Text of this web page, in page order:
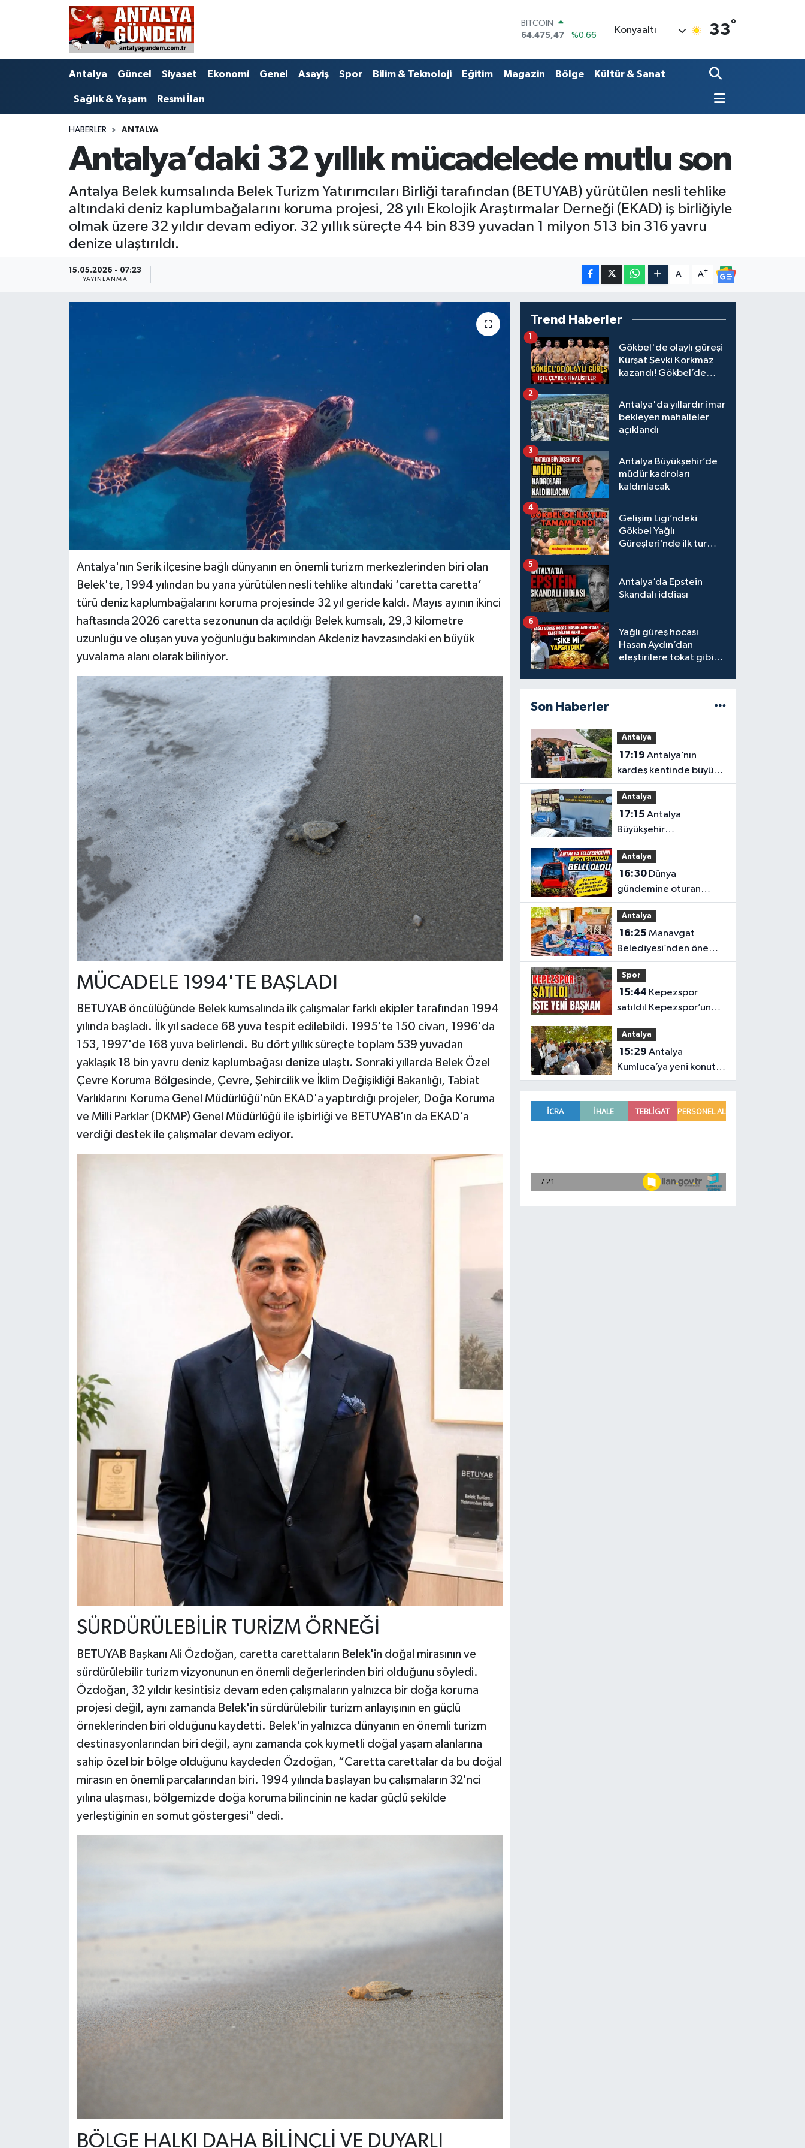
DOLAR
47,5986
%0.06
55,0700
%0.1
STERLİN
64.475,47
%0.66
Konyaaltı 33°
Antalya Güncel Siyaset Ekonomi Genel Asayiş Spor Bilim & Teknoloji Eğitim Magazin Bölge Kültür & Sanat
Sağlık & Yaşam Resmi İlan
HABERLER ANTALYA
Antalya’daki 32 yıllık mücadelede mutlu son
Antalya Belek kumsalında Belek Turizm Yatırımcıları Birliği tarafından (BETUYAB) yürütülen nesli tehlike
altındaki deniz kaplumbağalarını koruma projesi, 28 yılı Ekolojik Araştırmalar Derneği (EKAD) iş birliğiyle
olmak üzere 32 yıldır devam ediyor. 32 yıllık süreçte 44 bin 839 yuvadan 1 milyon 513 bin 316 yavru
denize ulaştırıldı.
15.05.2026 - 07:23
YAYINLANMA
A- A+
Antalya'nın Serik ilçesine bağlı dünyanın en önemli turizm merkezlerinden biri olan
Belek'te, 1994 yılından bu yana yürütülen nesli tehlike altındaki ‘caretta caretta’
türü deniz kaplumbağalarını koruma projesinde 32 yıl geride kaldı. Mayıs ayının ikinci
haftasında 2026 caretta sezonunun da açıldığı Belek kumsalı, 29,3 kilometre
uzunluğu ve oluşan yuva yoğunluğu bakımından Akdeniz havzasındaki en büyük
yuvalama alanı olarak biliniyor.
MÜCADELE 1994'TE BAŞLADI
BETUYAB öncülüğünde Belek kumsalında ilk çalışmalar farklı ekipler tarafından 1994
yılında başladı. İlk yıl sadece 68 yuva tespit edilebildi. 1995'te 150 civarı, 1996'da
153, 1997'de 168 yuva belirlendi. Bu dört yıllık süreçte toplam 539 yuvadan
yaklaşık 18 bin yavru deniz kaplumbağası denize ulaştı. Sonraki yıllarda Belek Özel
Çevre Koruma Bölgesinde, Çevre, Şehircilik ve İklim Değişikliği Bakanlığı, Tabiat
Varlıklarını Koruma Genel Müdürlüğü'nün EKAD'a yaptırdığı projeler, Doğa Koruma
ve Milli Parklar (DKMP) Genel Müdürlüğü ile işbirliği ve BETUYAB’ın da EKAD’a
verdiği destek ile çalışmalar devam ediyor.
SÜRDÜRÜLEBİLİR TURİZM ÖRNEĞİ
BETUYAB Başkanı Ali Özdoğan, caretta carettaların Belek'in doğal mirasının ve
sürdürülebilir turizm vizyonunun en önemli değerlerinden biri olduğunu söyledi.
Özdoğan, 32 yıldır kesintisiz devam eden çalışmaların yalnızca bir doğa koruma
projesi değil, aynı zamanda Belek'in sürdürülebilir turizm anlayışının en güçlü
örneklerinden biri olduğunu kaydetti. Belek'in yalnızca dünyanın en önemli turizm
destinasyonlarından biri değil, aynı zamanda çok kıymetli doğal yaşam alanlarına
sahip özel bir bölge olduğunu kaydeden Özdoğan, “Caretta carettalar da bu doğal
mirasın en önemli parçalarından biri. 1994 yılında başlayan bu çalışmaların 32'nci
yılına ulaşması, bölgemizde doğa koruma bilincinin ne kadar güçlü şekilde
yerleştiğinin en somut göstergesi" dedi.
BÖLGE HALKI DAHA BİLİNÇLİ VE DUYARLI
Trend Haberler
Gökbel'de olaylı güreşi
Kürşat Şevki Korkmaz
kazandı! Gökbel’de
Gürbüz elendi!
1
Antalya'da yıllardır imar
bekleyen mahalleler
açıklandı
2
Antalya Büyükşehir’de
müdür kadroları
kaldırılacak
3
Gelişim Ligi’ndeki
Gökbel Yağlı
Güreşleri’nde ilk tur
4
Antalya’da Epstein
Skandalı iddiası
5
Yağlı güreş hocası
Hasan Aydın’dan
eleştirilere tokat gibi
6
Son Haberler
Antalya
17:19
kardeş kentinde büyük
tanıtım
Antalya
17:15
Büyükşehir
Belediyesi’nden
üreticilere ücretsiz
destek
Antalya
16:30Dünya
gündemine oturan
Antalya teleferiğinin
son durumu belli oldu
Antalya
16:25
Belediyesi’nden önemli
eğitim
Spor
15:44
satıldı! Kepezspor’un
yeni başkanı kim? İşte
yeni başkan
Antalya
15:29
Kumluca’ya yeni konut
müjdesi
Antalya
Bilim & Teknoloji
EĞİTİM
Ekonomi
Sağlık & Yaşam
Antalya Nöbetçi Eczaneler
Antalya Hava Durumu
Antalya Namaz Vakitleri
Süper Lig Puan Durumu ve Fikstür
Tüm Manşetler
Son Dakika Haberleri